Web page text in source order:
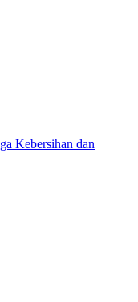
Kebersihan dan